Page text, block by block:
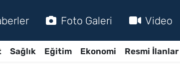
Foto Galeri Video
Sağlık Eğitim Ekonomi Resmi İlanlar